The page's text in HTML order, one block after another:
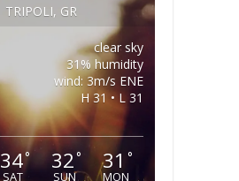
TRIPOLI, GR
clear sky
31% humidity
wind: 3m/s ENE
H 31 • L 31
34°
SAT
32°
SUN
31 °
MON